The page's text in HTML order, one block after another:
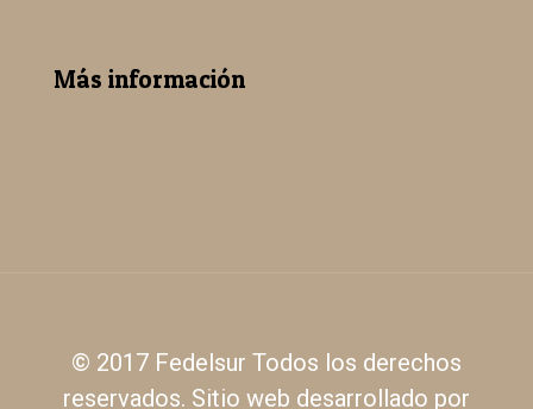
Más información
© 2017 Fedelsur Todos los derechos
reservados. Sitio web desarrollado por